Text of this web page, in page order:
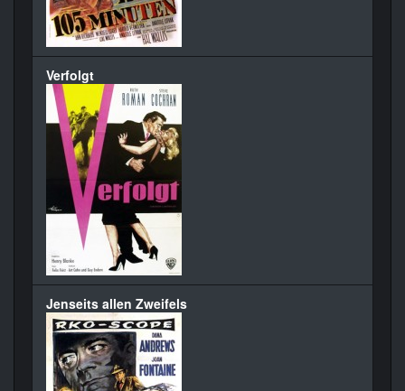
Verfolgt
Jenseits allen Zweifels